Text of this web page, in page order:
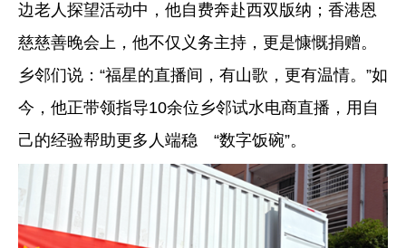
边老人探望活动中，他自费奔赴西双版纳；香港恩
慈慈善晚会上，他不仅义务主持，更是慷慨捐赠。
乡邻们说：“福星的直播间，有山歌，更有温情。”如
今，他正带领指导10余位乡邻试水电商直播，用自
己的经验帮助更多人端稳 “数字饭碗”。